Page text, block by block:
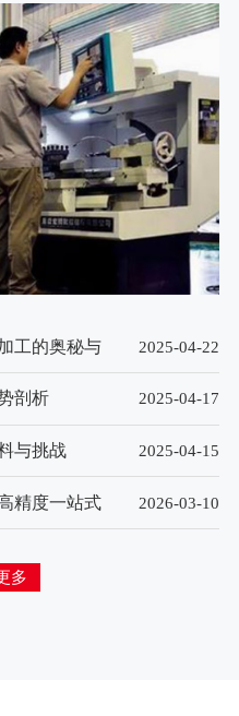
工的奥秘与
2025-04-22
剖析 2025-04-17
与挑战 2025-04-15
精度一站式
2026-03-10
多